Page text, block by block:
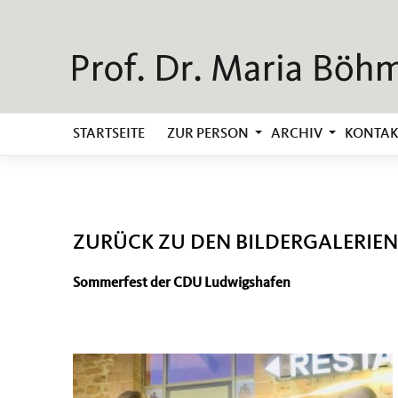
STARTSEITE ZUR PERSON ARCHIV
ZURÜCK ZU DEN BILDERGALERIEN
Sommerfest der CDU Ludwigshafen